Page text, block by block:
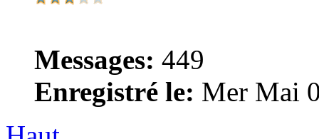
Messages: 449
Enregistré le: Mer Mai